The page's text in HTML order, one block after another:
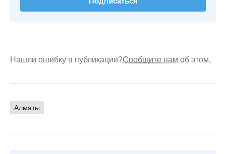
Нашли ошибку в публикации?Сообщите нам об этом.
Алматы